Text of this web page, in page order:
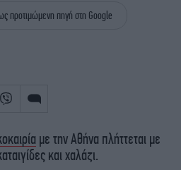
προτιμώμενη πηγή στη Google
με την Αθήνα πλήττεται με
και χαλάζι.